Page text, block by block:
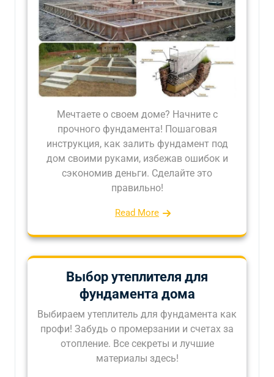
Мечтаете о своем доме? Начните с
прочного фундамента! Пошаговая
инструкция, как залить фундамент под
дом своими руками, избежав ошибок и
сэкономив деньги. Сделайте это
правильно!
Read More
Выбор утеплителя для
фундамента дома
Выбираем утеплитель для фундамента как
профи! Забудь о промерзании и счетах за
отопление. Все секреты и лучшие
материалы здесь!